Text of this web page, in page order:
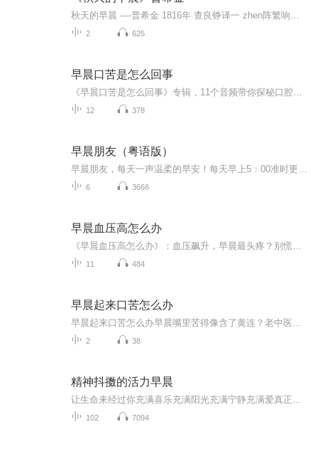
2 625
早晨口苦是怎么回事
12 378
早晨朋友（粤语版）
6 3666
早晨血压高怎么办
11 484
早晨起来口苦怎么办
2 38
精神抖擞的活力早晨
102 7094